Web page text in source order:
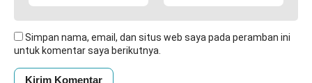
Simpan nama, email, dan situs web saya pada peramban ini
untuk komentar saya berikutnya.